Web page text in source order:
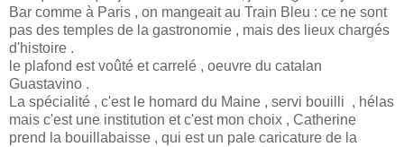
Bar comme à Paris , on mangeait au Train Bleu : ce ne sont
pas des temples de la gastronomie , mais des lieux chargés
d'histoire .
le plafond est voûté et carrelé , oeuvre du catalan
Guastavino .
La spécialité , c'est le homard du Maine , servi bouilli , hélas
mais c'est une institution et c'est mon choix , Catherine
prend la bouillabaisse , qui est un pale caricature de la